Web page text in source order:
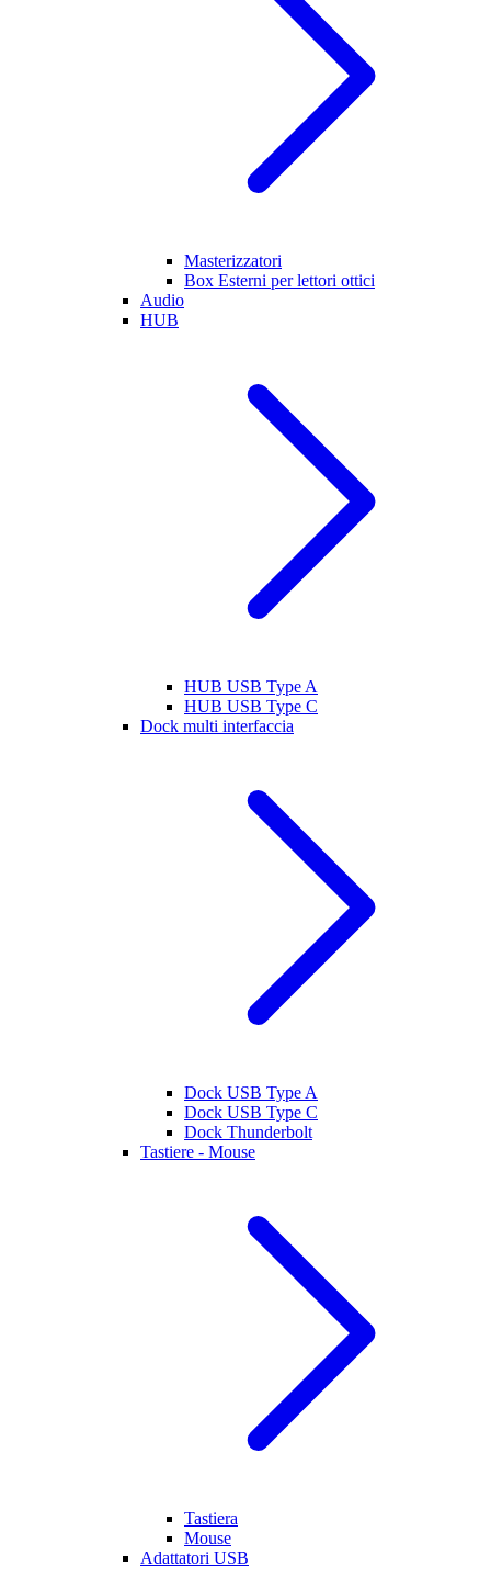
Masterizzatori
Box Esterni per lettori ottici
Audio
HUB
HUB USB Type A
HUB USB Type C
Dock multi interfaccia
Dock USB Type A
Dock USB Type C
Dock Thunderbolt
Tastiere - Mouse
Tastiera
Mouse
Adattatori USB